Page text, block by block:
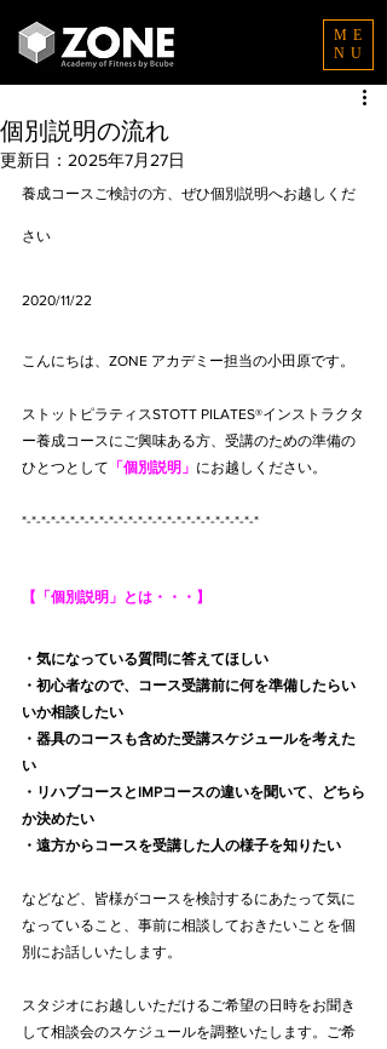
ME
NU
個別説明の流れ
更新日： 2025年7月27日
養成コースご検討の方、ぜひ個別説明へお越しくだ
さい
2020/11/22
こんにちは、ZONE アカデミー担当の小田原です。
ストットピラティスSTOTT PILATES®インストラクタ
ー養成コースにご興味ある方、受講のための準備の
ひとつとして 「個別説明」 にお越しください。
*-*-*-*-*-*-*-*-*-*-*-*-*-*-*-*-*-*-*-*-*-*-*-*-*
【「個別説明」とは・・・】
・気になっている質問に答えてほしい
・初心者なので、コース受講前に何を準備したらい
いか相談したい
・器具のコースも含めた受講スケジュールを考えた
い
・リハブコースとIMPコースの違いを聞いて、どちら
か決めたい
・遠方からコースを受講した人の様子を知りたい
などなど、皆様がコースを検討するにあたって気に
なっていること、事前に相談しておきたいことを個
別にお話しいたします。
スタジオにお越しいただけるご希望の日時をお聞き
して相談会のスケジュールを調整いたします。ご希